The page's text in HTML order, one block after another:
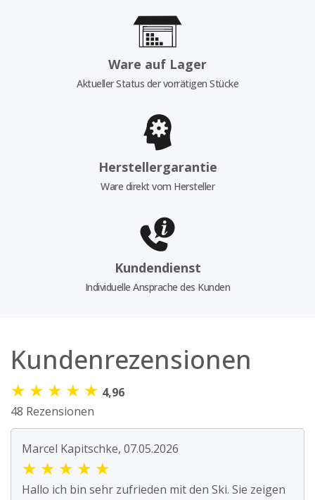
Ware auf Lager
Aktueller Status der vorrätigen Stücke
Herstellergarantie
Ware direkt vom Hersteller
Kundendienst
Individuelle Ansprache des Kunden
Kundenrezensionen
★ ★ ★ ★ ★ 4,96
48 Rezensionen
Marcel Kapitschke, 07.05.2026
★ ★ ★ ★ ★
Hallo ich bin sehr zufrieden mit den Ski. Sie zeigen